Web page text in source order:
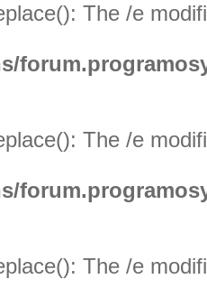
The /e
The /e
The /e